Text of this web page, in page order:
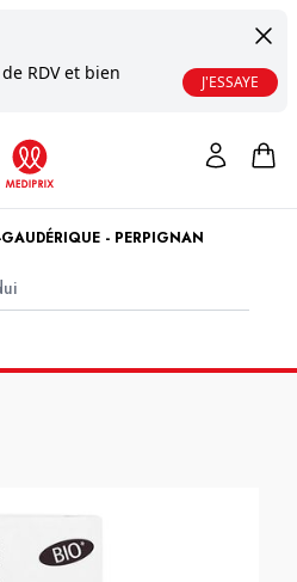
RDV et bien
J'ESSAYE
- PERPIGNAN